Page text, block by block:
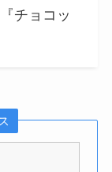
チョコッ